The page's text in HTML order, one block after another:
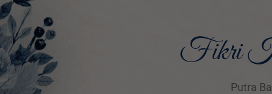
Fikri
Putra